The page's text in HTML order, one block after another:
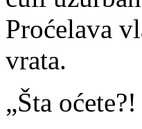
Proćelava
vrata.
„Šta